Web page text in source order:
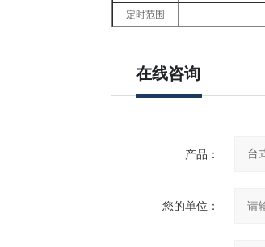
定时范围
在线咨询
产品：
您的单位：